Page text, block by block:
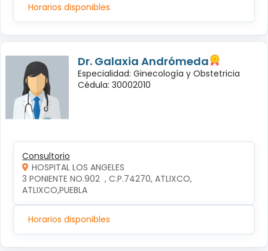
Horarios disponibles
Dr. Galaxia Andrómeda
Especialidad: Ginecología y Obstetricia
Cédula: 30002010
Consultorio
HOSPITAL LOS ANGELES
3 PONIENTE NO.902  , C.P.74270, ATLIXCO,
ATLIXCO,PUEBLA
Horarios disponibles